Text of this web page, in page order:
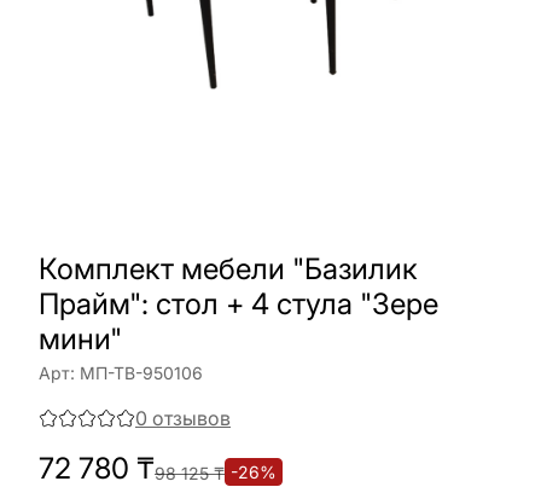
Комплект мебели "Базилик
Прайм": стол + 4 стула "Зере
мини"
Арт: МП-ТВ-950106
0 отзывов
72 780 ₸98 125₸ -26%